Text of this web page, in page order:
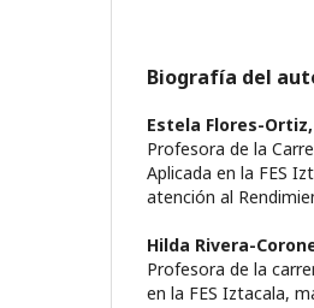
Biografía del
Estela Flores-Ortiz,
Profesora de la
Aplicada en la FES
atención al
Hilda Rivera-
Profesora de la
en la FES Iztacala,